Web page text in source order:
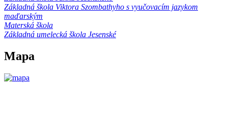
Základná škola Viktora Szombathyho s vyučovacím jazykom
maďarským
Materská škola
Základná umelecká škola Jesenské
Mapa